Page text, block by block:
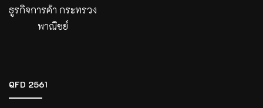
ธูรกิจการค้า กระทรวง
พาณิชย์
QFD 2561